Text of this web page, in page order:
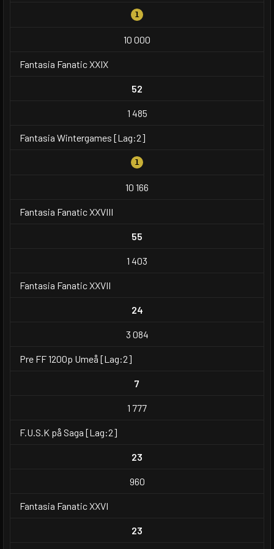
1
10 000
Fantasia Fanatic XXIX
52
1 485
Fantasia Wintergames [Lag:2]
1
10 166
Fantasia Fanatic XXVIII
55
1 403
Fantasia Fanatic XXVII
24
3 084
Pre FF 1200p Umeå [Lag:2]
7
1 777
F.U.S.K på Saga [Lag:2]
23
960
Fantasia Fanatic XXVI
23